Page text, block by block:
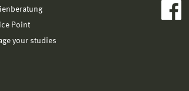
Point
your studies